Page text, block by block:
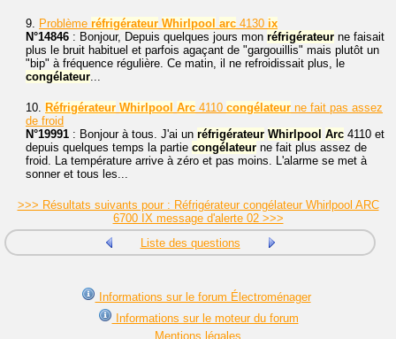
9. Problème réfrigérateur Whirlpool arc 4130 ix
N°14846 : Bonjour, Depuis quelques jours mon réfrigérateur ne faisait
plus le bruit habituel et parfois agaçant de "gargouillis" mais plutôt un
"bip" à fréquence régulière. Ce matin, il ne refroidissait plus, le
congélateur...
10. Réfrigérateur Whirlpool Arc 4110 congélateur ne fait pas assez
de froid
N°19991 : Bonjour à tous. J'ai un réfrigérateur Whirlpool Arc 4110 et
depuis quelques temps la partie congélateur ne fait plus assez de
froid. La température arrive à zéro et pas moins. L'alarme se met à
sonner et tous les...
>>> Résultats suivants pour : Réfrigérateur congélateur Whirlpool ARC
6700 IX message d'alerte 02 >>>
Liste des questions
Informations sur le forum Électroménager
Informations sur le moteur du forum
Mentions légales